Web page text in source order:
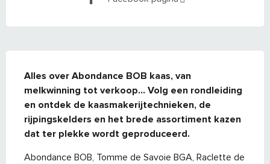
Alles over Abondance BOB kaas, van
melkwinning tot verkoop... Volg een rondleiding
en ontdek de kaasmakerijtechnieken, de
rijpingskelders en het brede assortiment kazen
dat ter plekke wordt geproduceerd.
Abondance BOB, Tomme de Savoie BGA, Raclette de